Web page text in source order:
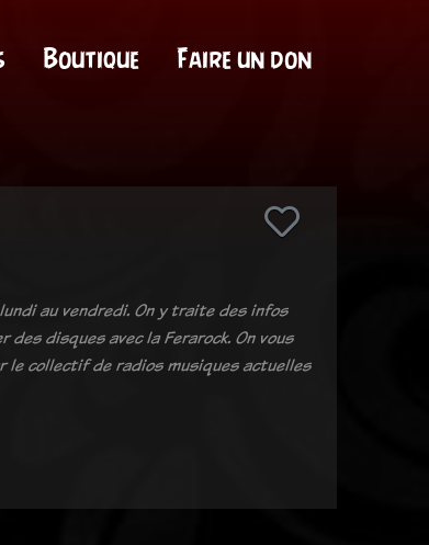
Boutique Faire un don
au vendredi. On y traite des infos
disques avec la Ferarock. On vous
le collectif de radios musiques actuelles